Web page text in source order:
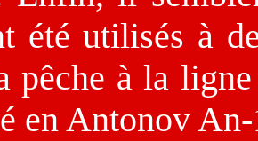
été utilisés à
pêche à la
en Antonov